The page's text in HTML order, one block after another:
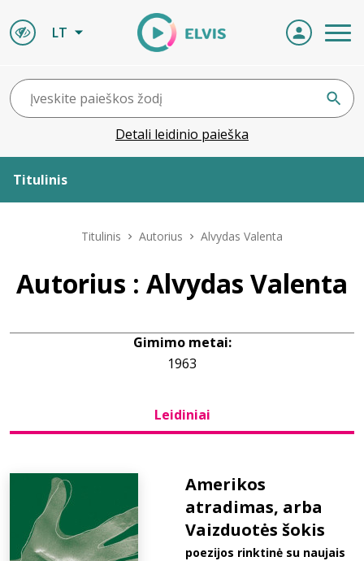
LT
Detali leidinio paieška
Titulinis
Leidiniai
+370 667 80 541
info@elvislab.lt
Titulinis Autorius Alvydas Valenta
Autorius : Alvydas Valenta
Gimimo metai:
1963
Leidiniai
Amerikos
atradimas, arba
Vaizduotės šokis
poezijos rinktinė su naujais